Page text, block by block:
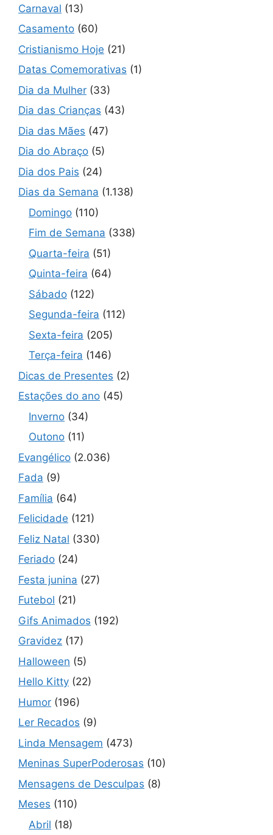
Carnaval (13)
Casamento (60)
Cristianismo Hoje (21)
Datas Comemorativas (1)
Dia da Mulher (33)
Dia das Crianças (43)
Dia das Mães (47)
Dia do Abraço (5)
Dia dos Pais (24)
Dias da Semana (1.138)
Domingo (110)
Fim de Semana (338)
Quarta-feira (51)
Quinta-feira (64)
Sábado (122)
Segunda-feira (112)
Sexta-feira (205)
Terça-feira (146)
Dicas de Presentes (2)
Estações do ano (45)
Inverno (34)
Outono (11)
Evangélico (2.036)
Fada (9)
Família (64)
Felicidade (121)
Feliz Natal (330)
Feriado (24)
Festa junina (27)
Futebol (21)
Gifs Animados (192)
Gravidez (17)
Halloween (5)
Hello Kitty (22)
Humor (196)
Ler Recados (9)
Linda Mensagem (473)
Meninas SuperPoderosas (10)
Mensagens de Desculpas (8)
Meses (110)
Abril (18)